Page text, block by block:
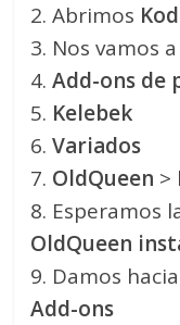
2. Abrimos
3. Nos vamos
4.Add-ons de
5. Kelebek
6.Variados
7. OldQueen >
8. Esperamos
OldQueen
9. Damos
Add-ons